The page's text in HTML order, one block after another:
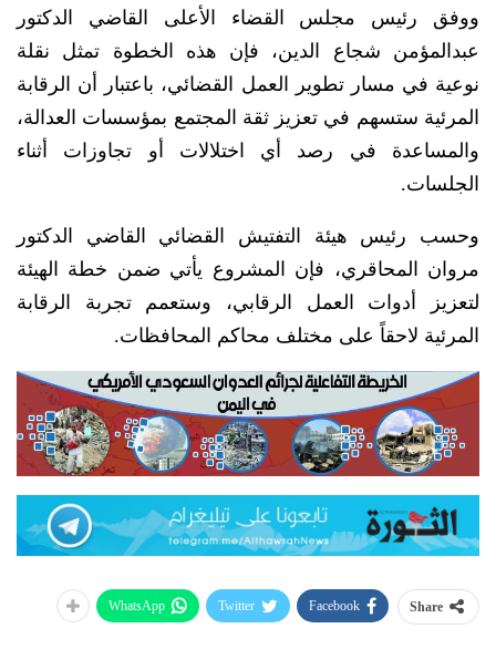
ووفق رئيس مجلس القضاء الأعلى القاضي الدكتور
عبدالمؤمن شجاع الدين، فإن هذه الخطوة تمثل نقلة
نوعية في مسار تطوير العمل القضائي، باعتبار أن الرقابة
المرئية ستسهم في تعزيز ثقة المجتمع بمؤسسات العدالة،
والمساعدة في رصد أي اختلالات أو تجاوزات أثناء
الجلسات.
وحسب رئيس هيئة التفتيش القضائي القاضي الدكتور
مروان المحاقري، فإن المشروع يأتي ضمن خطة الهيئة
لتعزيز أدوات العمل الرقابي، وستعمم تجربة الرقابة
المرئية لاحقاً على مختلف محاكم المحافظات.
Share
Facebook
Twitter
WhatsApp